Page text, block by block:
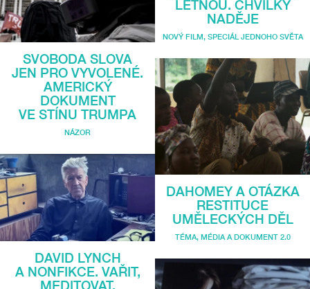
SVOBODA SLOVA
JEN PRO VYVOLENÉ.
AMERICKÝ
DOKUMENT
VE STÍNU TRUMPA
NÁZOR
DAVID LYNCH
A NONFIKCE. VAŘIT,
MEDITOVAT,
LETNOU. CHVILKY
NADĚJE
NOVÝ FILM, SPECIÁL JEDNOHO SVĚTA
DAHOMEY A OTÁZKA
RESTITUCE
UMĚLECKÝCH DĚL
TÉMA, MÉDIA A DOKUMENT 2.0